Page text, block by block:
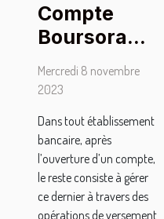
Compte
Boursorama
Banque :
comment
premier
versement ?
Mercredi 8 novembre
2023
Dans tout établissement
bancaire, après
l’ouverture d’un compte,
le reste consiste à gérer
ce dernier à travers des
opérations de versement